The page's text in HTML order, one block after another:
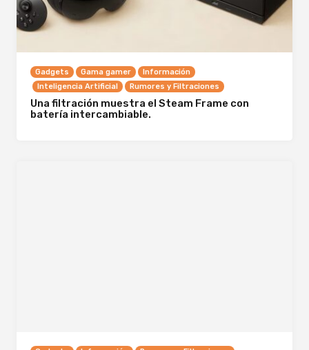
Gadgets Gama gamer
Información
Inteligencia Artificial
Rumores y Filtraciones
Una filtración muestra el Steam Frame con
batería intercambiable.